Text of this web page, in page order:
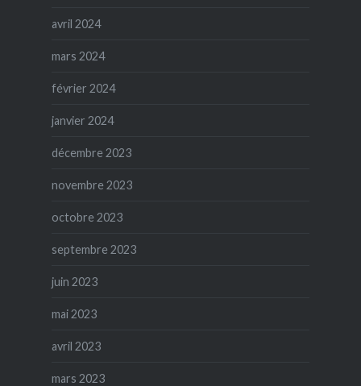
avril 2024
mars 2024
février 2024
janvier 2024
décembre 2023
novembre 2023
octobre 2023
septembre 2023
juin 2023
mai 2023
avril 2023
mars 2023